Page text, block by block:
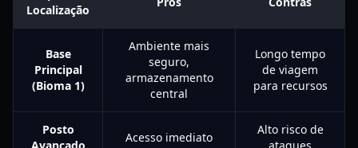
Localização
Base
Principal
(Bioma 1)
Ambiente mais
seguro,
armazenamento
central
Longo tempo
de viagem
para recursos
Posto
Acesso imediato
Alto risco de